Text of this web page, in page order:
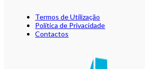
Termos de Utilização
Política de Privacidade
Contactos